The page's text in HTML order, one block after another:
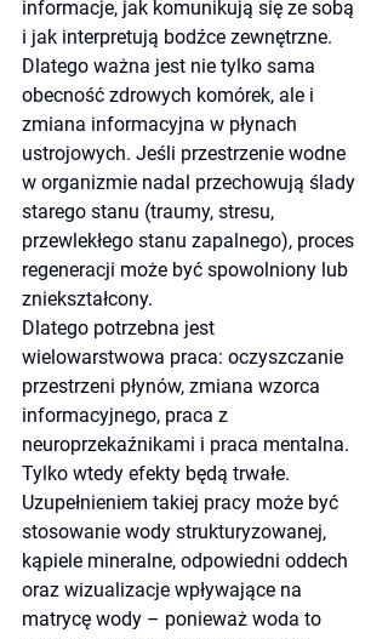
informacje, jak komunikują się ze sobą
i jak interpretują bodźce zewnętrzne.
Dlatego ważna jest nie tylko sama
obecność zdrowych komórek, ale i
zmiana informacyjna w płynach
ustrojowych. Jeśli przestrzenie wodne
w organizmie nadal przechowują ślady
starego stanu (traumy, stresu,
przewlekłego stanu zapalnego), proces
regeneracji może być spowolniony lub
zniekształcony.
Dlatego potrzebna jest
wielowarstwowa praca: oczyszczanie
przestrzeni płynów, zmiana wzorca
informacyjnego, praca z
neuroprzekaźnikami i praca mentalna.
Tylko wtedy efekty będą trwałe.
Uzupełnieniem takiej pracy może być
stosowanie wody strukturyzowanej,
kąpiele mineralne, odpowiedni oddech
oraz wizualizacje wpływające na
matrycę wody – ponieważ woda to